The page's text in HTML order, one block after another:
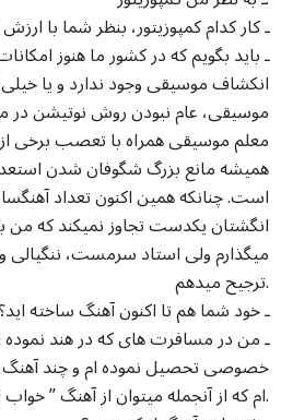
ـ کار کدام کمپوزیتور، بنظر شما با
ـ باید بگویم که در کشور ما هنوز
انکشاف موسیقی وجود ندارد و یا
موسیقی، عام نبودن روش نوتیشن در
معلم موسیقی همراه با تعصب برخی از
همیشه مانع بزرگ شگوفان شدن
است. چنانکه همین اکنون تعداد
انگشتان یکدست تجاوز نمیکند که من
میگذارم ولی استاد سرمست، ننگیالی
ترجیح میدهم.
ـ خود شما هم تا اکنون آهنگ ساخته
ـ من در مسافرت های که در هند
خصوصی تحصیل نموده ام و چند آهنگ
ام که از آنجمله میتوان از آهنگ ” خواب از چشمانم ربودی” یاد نمود.